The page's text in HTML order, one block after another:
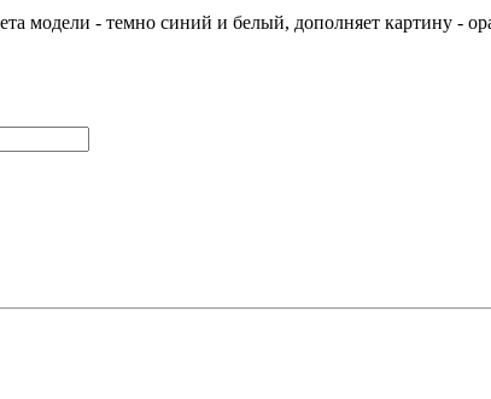
модели - темно синий и белый, дополняет картину -